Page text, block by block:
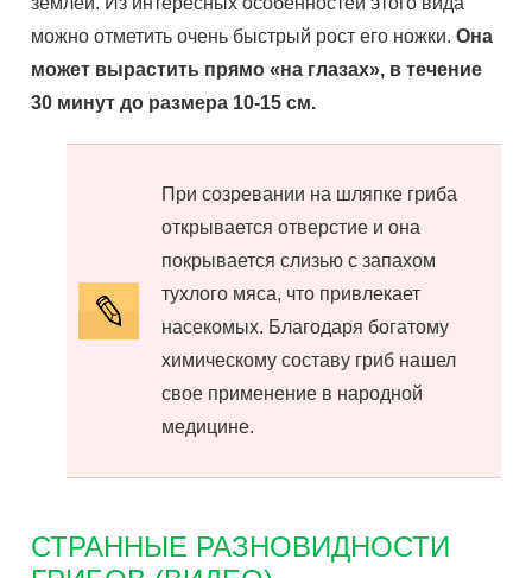
можно отметить очень быстрый рост его ножки.Она
может вырастить прямо «на глазах», в течение
30 минут до размера 10-15 см.
При созревании на шляпке гриба
открывается отверстие и она
покрывается слизью с запахом
тухлого мяса, что привлекает
насекомых. Благодаря богатому
химическому составу гриб нашел
свое применение в народной
медицине.
СТРАННЫЕ РАЗНОВИДНОСТИ